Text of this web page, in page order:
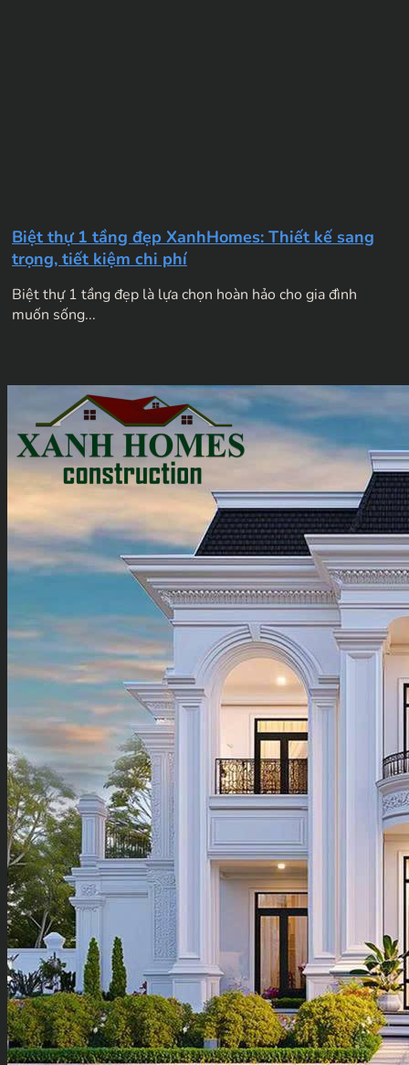
Biệt thự 1 tầng đẹp XanhHomes: Thiết kế sang
trọng, tiết kiệm chi phí
Biệt thự 1 tầng đẹp là lựa chọn hoàn hảo cho gia đình
muốn sống...